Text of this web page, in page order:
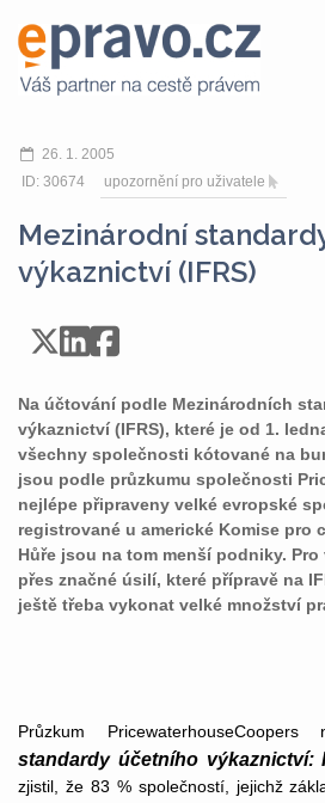
26. 1. 2005
ID: 30674
upozornění pro uživatele
Mezinárodní
výkaznictví (IFRS)
Na účtování podle Mezinárodních
výkaznictví (IFRS), které je od 1.
všechny společnosti kótované na
jsou podle průzkumu společnosti
nejlépe připraveny velké evropské
registrované u americké Komise pro
Hůře jsou na tom menší podniky.
přes značné úsilí, které přípravě na
ještě třeba vykonat velké množství
Průzkum PricewaterhouseCoopers
standardy účetního výkaznictví:
zjistil, že 83 % společností, jejichž